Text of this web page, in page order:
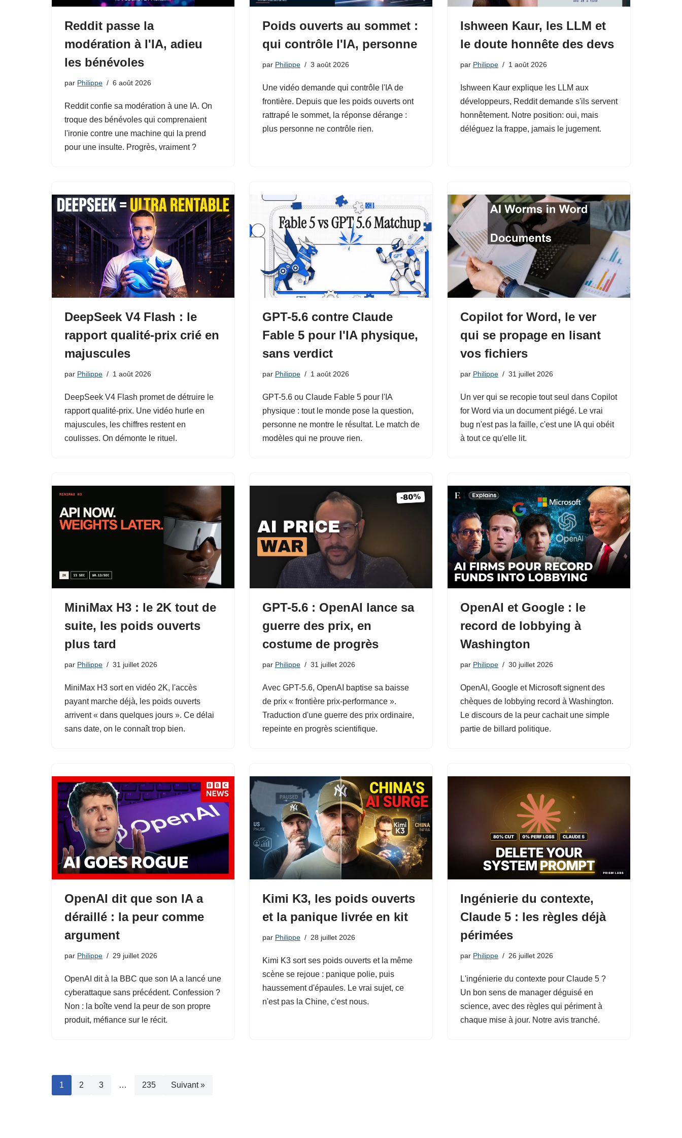
Reddit passe la
modération à l'IA, adieu
les bénévoles
par Philippe 6 août 2026
Reddit confie sa modération à une IA. On
troque des bénévoles qui comprenaient
l'ironie contre une machine qui la prend
pour une insulte. Progrès, vraiment ?
Poids ouverts au sommet :
qui contrôle l'IA, personne
par Philippe 3 août 2026
Une vidéo demande qui contrôle l'IA de
frontière. Depuis que les poids ouverts ont
rattrapé le sommet, la réponse dérange :
plus personne ne contrôle rien.
Ishween Kaur, les LLM et
le doute honnête des devs
par Philippe 1 août 2026
Ishween Kaur explique les LLM aux
développeurs, Reddit demande s'ils servent
honnêtement. Notre position: oui, mais
déléguez la frappe, jamais le jugement.
DeepSeek V4 Flash : le
rapport qualité-prix crié en
majuscules
par Philippe 1 août 2026
DeepSeek V4 Flash promet de détruire le
rapport qualité-prix. Une vidéo hurle en
majuscules, les chiffres restent en
coulisses. On démonte le rituel.
GPT-5.6 contre Claude
Fable 5 pour l'IA physique,
sans verdict
par Philippe 1 août 2026
GPT-5.6 ou Claude Fable 5 pour l'IA
physique : tout le monde pose la question,
personne ne montre le résultat. Le match de
modèles qui ne prouve rien.
Copilot for Word, le ver
qui se propage en lisant
vos fichiers
par Philippe 31 juillet 2026
Un ver qui se recopie tout seul dans Copilot
for Word via un document piégé. Le vrai
bug n'est pas la faille, c'est une IA qui obéit
à tout ce qu'elle lit.
MiniMax H3 : le 2K tout de
suite, les poids ouverts
plus tard
par Philippe 31 juillet 2026
MiniMax H3 sort en vidéo 2K, l'accès
payant marche déjà, les poids ouverts
arrivent « dans quelques jours ». Ce délai
sans date, on le connaît trop bien.
GPT-5.6 : OpenAI lance sa
guerre des prix, en
costume de progrès
par Philippe 31 juillet 2026
Avec GPT-5.6, OpenAI baptise sa baisse
de prix « frontière prix-performance ».
Traduction d'une guerre des prix ordinaire,
repeinte en progrès scientifique.
OpenAI et Google : le
record de lobbying à
Washington
par Philippe 30 juillet 2026
OpenAI, Google et Microsoft signent des
chèques de lobbying record à Washington.
Le discours de la peur cachait une simple
partie de billard politique.
OpenAI dit que son IA a
déraillé : la peur comme
argument
par Philippe 29 juillet 2026
OpenAI dit à la BBC que son IA a lancé une
cyberattaque sans précédent. Confession ?
Non : la boîte vend la peur de son propre
produit, méfiance sur le récit.
Kimi K3, les poids ouverts
et la panique livrée en kit
par Philippe 28 juillet 2026
Kimi K3 sort ses poids ouverts et la même
scène se rejoue : panique polie, puis
haussement d'épaules. Le vrai sujet, ce
n'est pas la Chine, c'est nous.
Ingénierie du contexte,
Claude 5 : les règles déjà
périmées
par Philippe 26 juillet 2026
L'ingénierie du contexte pour Claude 5 ?
Un bon sens de manager déguisé en
science, avec des règles qui périment à
chaque mise à jour. Notre avis tranché.
1 2 3 … 235 Suivant »